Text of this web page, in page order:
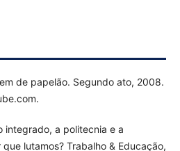
de papelão. Segundo ato, 2008.
integrado, a politecnia e a
lutamos? Trabalho & Educação,